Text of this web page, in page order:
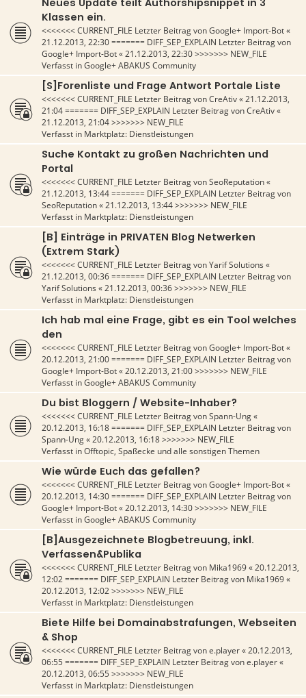
Neues Update teilt Authorshipsnippet in 3
Klassen ein.
<<<<<<< CURRENT_FILE Letzter Beitrag vonGoogle+ Import-Bot«
21.12.2013, 22:30======= DIFF_SEP_EXPLAIN Letzter Beitrag von
Google+ Import-Bot«21.12.2013, 22:30>>>>>>> NEW_FILE
Verfasst inGoogle+ ABAKUS Community
[S]Forenliste und Frage Antwort Portale Liste
<<<<<<< CURRENT_FILE Letzter Beitrag vonCreAtiv«21.12.2013,
21:04======= DIFF_SEP_EXPLAIN Letzter Beitrag vonCreAtiv«
21.12.2013, 21:04>>>>>>> NEW_FILE
Verfasst in Marktplatz: Dienstleistungen
Suche Kontakt zu großen Nachrichten und
Portal
<<<<<<< CURRENT_FILE Letzter Beitrag vonSeoReputation«
21.12.2013, 13:44======= DIFF_SEP_EXPLAIN Letzter Beitrag von
SeoReputation«21.12.2013, 13:44>>>>>>> NEW_FILE
Verfasst in Marktplatz: Dienstleistungen
[B] Einträge in PRIVATEN Blog Netwerken
(Extrem Stark)
<<<<<<< CURRENT_FILE Letzter Beitrag vonYarif Solutions «
21.12.2013, 00:36======= DIFF_SEP_EXPLAIN Letzter Beitrag von
Yarif Solutions «21.12.2013, 00:36>>>>>>> NEW_FILE
Verfasst in Marktplatz: Dienstleistungen
Ich hab mal eine Frage, gibt es ein Tool welches
den
<<<<<<< CURRENT_FILE Letzter Beitrag vonGoogle+ Import-Bot«
20.12.2013, 21:00======= DIFF_SEP_EXPLAIN Letzter Beitrag von
Google+ Import-Bot«20.12.2013, 21:00>>>>>>> NEW_FILE
Verfasst inGoogle+ ABAKUS Community
Du bist Bloggern / Website-Inhaber?
<<<<<<< CURRENT_FILE Letzter Beitrag vonSpann-Ung«
20.12.2013, 16:18======= DIFF_SEP_EXPLAIN Letzter Beitrag von
Spann-Ung«20.12.2013, 16:18>>>>>>> NEW_FILE
Verfasst inOfftopic, Spaßecke und alle sonstigen Themen
Wie würde Euch das gefallen?
<<<<<<< CURRENT_FILE Letzter Beitrag vonGoogle+ Import-Bot«
20.12.2013, 14:30======= DIFF_SEP_EXPLAIN Letzter Beitrag von
Google+ Import-Bot«20.12.2013, 14:30>>>>>>> NEW_FILE
Verfasst inGoogle+ ABAKUS Community
[B]Ausgezeichnete Blogbetreuung, inkl.
Verfassen&Publika
<<<<<<< CURRENT_FILE Letzter Beitrag von Mika1969«20.12.2013,
12:02======= DIFF_SEP_EXPLAIN Letzter Beitrag von Mika1969«
20.12.2013, 12:02>>>>>>> NEW_FILE
Verfasst in Marktplatz: Dienstleistungen
Biete Hilfe bei Domainabstrafungen, Webseiten
& Shop
<<<<<<< CURRENT_FILE Letzter Beitrag vone.player«20.12.2013,
06:55======= DIFF_SEP_EXPLAIN Letzter Beitrag vone.player«
20.12.2013, 06:55>>>>>>> NEW_FILE
Verfasst in Marktplatz: Dienstleistungen